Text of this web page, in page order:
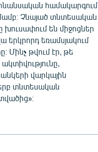
համակարգում
Չնայած տնտեսական
խուսափում են միջոցներ
երկրորդ եռամսյակում
Մինչ թվում էր, թե
վարկային
երբ տնտեսական